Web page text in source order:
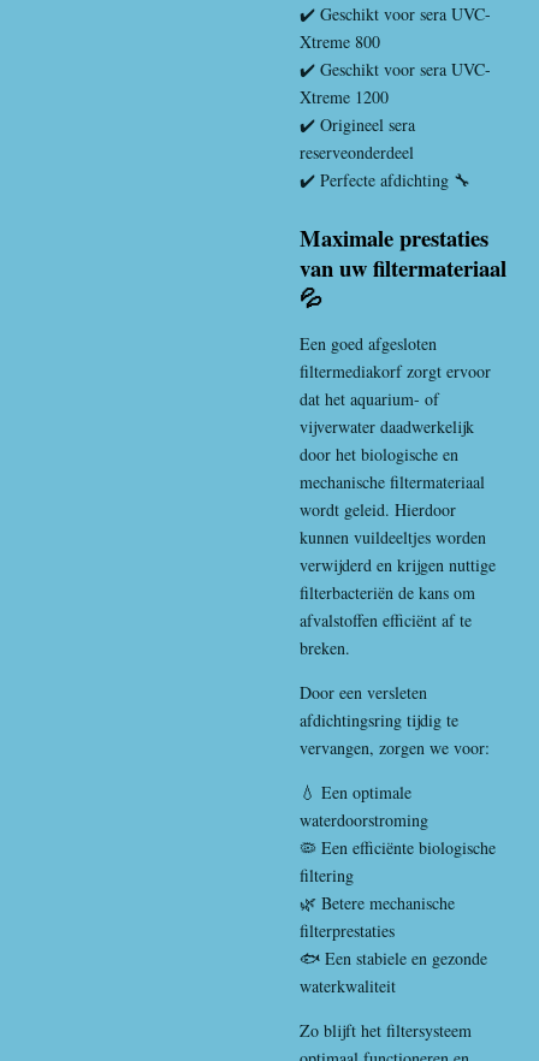
✔️ Geschikt voor sera UVC-
Xtreme 800
✔️ Geschikt voor sera UVC-
Xtreme 1200
✔️ Origineel sera
reserveonderdeel
✔️ Perfecte afdichting 🔧
Maximale prestaties
van uw filtermateriaal
💦
Een goed afgesloten
filtermediakorf zorgt ervoor
dat het aquarium- of
vijverwater daadwerkelijk
door het biologische en
mechanische filtermateriaal
wordt geleid. Hierdoor
kunnen vuildeeltjes worden
verwijderd en krijgen nuttige
filterbacteriën de kans om
afvalstoffen efficiënt af te
breken.
Door een versleten
afdichtingsring tijdig te
vervangen, zorgen we voor:
💧 Een optimale
waterdoorstroming
🦠 Een efficiënte biologische
filtering
🌿 Betere mechanische
filterprestaties
🐟 Een stabiele en gezonde
waterkwaliteit
Zo blijft het filtersysteem